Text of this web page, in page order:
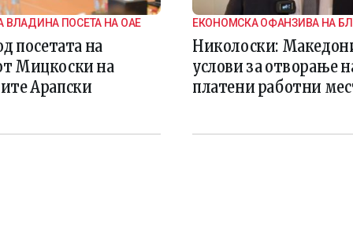
ПОСЕТА НА ОАЕ
посетата на
Мицкоски на
Арапски
ЕКОНОМСКА ОФАНЗИВА НА
ИСТОК
Николоски:
услови за отворање
платени работни